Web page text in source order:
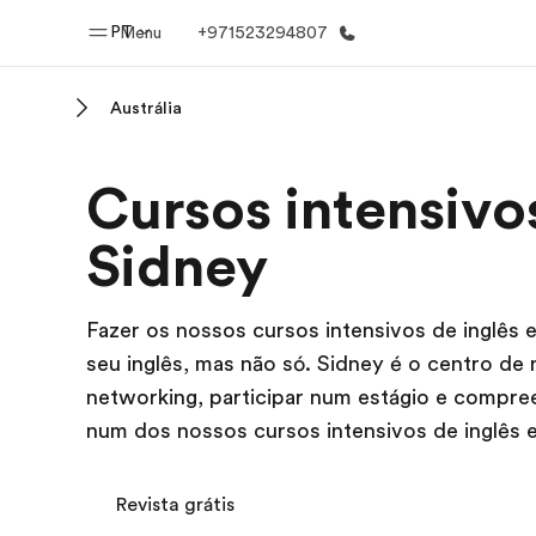
Menu
PT +971523294807
Bem-vindo à EF
Saiba
Austrália
Cursos
Sidney
Fazer os nossos cursos intensivos de inglês
seu inglês, mas não só. Sidney é o centro
networking, participar num estágio e
num dos nossos cursos intensivos de inglês
Revista grátis